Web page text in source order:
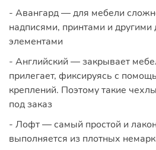
- Авангард — для мебели
надписями, принтами и
элементами
- Английский — закрывает
прилегает, фиксируясь с
креплений. Поэтому такие
под заказ
- Лофт — самый простой и
выполняется из плотных